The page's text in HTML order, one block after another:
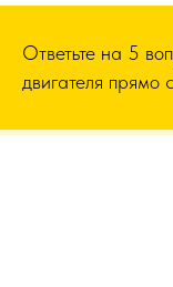
Ответьте на 5
двигателя прямо